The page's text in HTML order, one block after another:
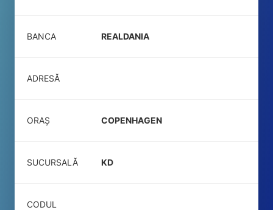
BANCA REALDANIA
ADRESĂ
ORAȘ COPENHAGEN
SUCURSALĂ KD
CODUL